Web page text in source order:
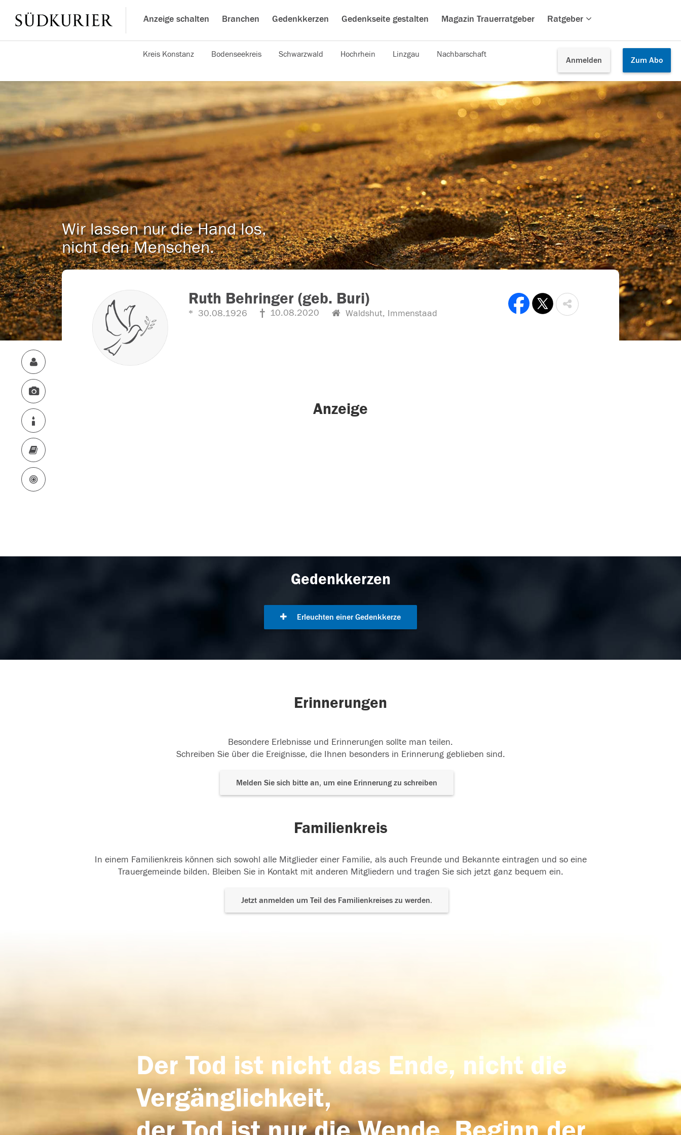
Anzeige schalten Branchen Gedenkkerzen Gedenkseite gestalten Magazin Trauerratgeber Ratgeber
Anmelden Zum Abo
Kreis Konstanz Bodenseekreis Schwarzwald Hochrhein Linzgau Nachbarschaft
Wir lassen nur die Hand los,
nicht den Menschen.
Ruth Behringer (geb. Buri)
30.08.1926 10.08.2020 Waldshut, Immenstaad
Anzeige
Gedenkkerzen
Erleuchten einer Gedenkkerze
Erinnerungen
Besondere Erlebnisse und Erinnerungen sollte man teilen.
Schreiben Sie über die Ereignisse, die Ihnen besonders in Erinnerung geblieben sind.
Melden Sie sich bitte an, um eine Erinnerung zu schreiben
Familienkreis
In einem Familienkreis können sich sowohl alle Mitglieder einer Familie, als auch Freunde und Bekannte eintragen und so eine
Trauergemeinde bilden. Bleiben Sie in Kontakt mit anderen Mitgliedern und tragen Sie sich jetzt ganz bequem ein.
Jetzt anmelden um Teil des Familienkreises zu werden.
Der Tod ist nicht das Ende, nicht die
Vergänglichkeit,